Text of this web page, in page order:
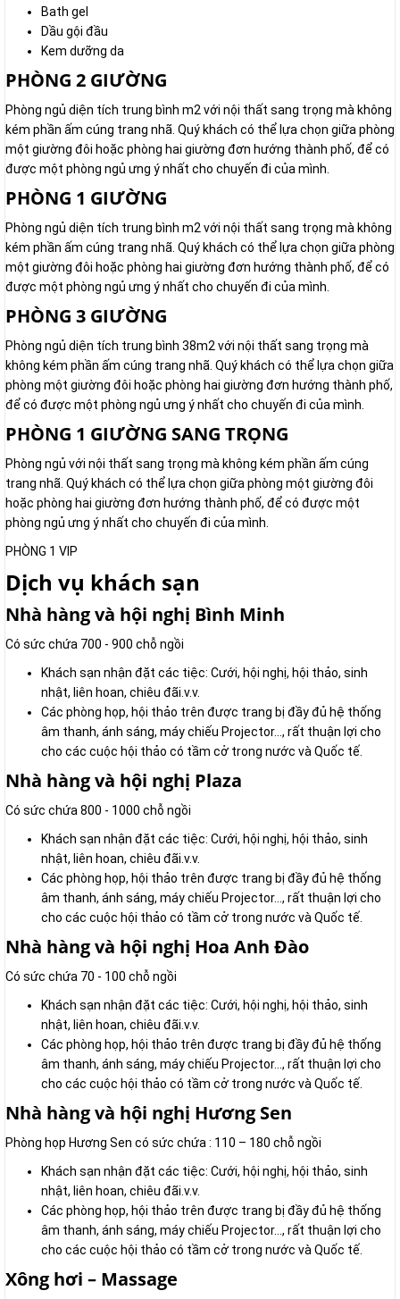
Bath gel
Dầu gội đầu
Kem dưỡng da
PHÒNG 2 GIƯỜNG
Phòng ngủ diện tích trung bình m2 với nội thất sang trọng mà không
kém phần ấm cúng trang nhã. Quý khách có thể lựa chọn giữa phòng
một giường đôi hoặc phòng hai giường đơn hướng thành phố, để có
được một phòng ngủ ưng ý nhất cho chuyến đi của mình.
PHÒNG 1 GIƯỜNG
Phòng ngủ diện tích trung bình m2 với nội thất sang trọng mà không
kém phần ấm cúng trang nhã. Quý khách có thể lựa chọn giữa phòng
một giường đôi hoặc phòng hai giường đơn hướng thành phố, để có
được một phòng ngủ ưng ý nhất cho chuyến đi của mình.
PHÒNG 3 GIƯỜNG
Phòng ngủ diện tích trung bình 38m2 với nội thất sang trọng mà
không kém phần ấm cúng trang nhã. Quý khách có thể lựa chọn giữa
phòng một giường đôi hoặc phòng hai giường đơn hướng thành phố,
để có được một phòng ngủ ưng ý nhất cho chuyến đi của mình.
PHÒNG 1 GIƯỜNG SANG TRỌNG
Phòng ngủ với nội thất sang trọng mà không kém phần ấm cúng
trang nhã. Quý khách có thể lựa chọn giữa phòng một giường đôi
hoặc phòng hai giường đơn hướng thành phố, để có được một
phòng ngủ ưng ý nhất cho chuyến đi của mình.
PHÒNG 1 VIP
Dịch vụ khách sạn
Nhà hàng và hội nghị Bình Minh
Có sức chứa 700 - 900 chỗ ngồi
Khách sạn nhận đặt các tiệc: Cưới, hội nghị, hội thảo, sinh
nhật, liên hoan, chiêu đãi.v.v.
Các phòng họp, hội thảo trên được trang bị đầy đủ hệ thống
âm thanh, ánh sáng, máy chiếu Projector…, rất thuận lợi cho
cho các cuộc hội thảo có tầm cở trong nước và Quốc tế.
Nhà hàng và hội nghị Plaza
Có sức chứa 800 - 1000 chỗ ngồi
Khách sạn nhận đặt các tiệc: Cưới, hội nghị, hội thảo, sinh
nhật, liên hoan, chiêu đãi.v.v.
Các phòng họp, hội thảo trên được trang bị đầy đủ hệ thống
âm thanh, ánh sáng, máy chiếu Projector…, rất thuận lợi cho
cho các cuộc hội thảo có tầm cở trong nước và Quốc tế.
Nhà hàng và hội nghị Hoa Anh Đào
Có sức chứa 70 - 100 chỗ ngồi
Khách sạn nhận đặt các tiệc: Cưới, hội nghị, hội thảo, sinh
nhật, liên hoan, chiêu đãi.v.v.
Các phòng họp, hội thảo trên được trang bị đầy đủ hệ thống
âm thanh, ánh sáng, máy chiếu Projector…, rất thuận lợi cho
cho các cuộc hội thảo có tầm cở trong nước và Quốc tế.
Nhà hàng và hội nghị Hương Sen
Phòng họp Hương Sen có sức chứa : 110 – 180 chỗ ngồi
Khách sạn nhận đặt các tiệc: Cưới, hội nghị, hội thảo, sinh
nhật, liên hoan, chiêu đãi.v.v.
Các phòng họp, hội thảo trên được trang bị đầy đủ hệ thống
âm thanh, ánh sáng, máy chiếu Projector…, rất thuận lợi cho
cho các cuộc hội thảo có tầm cở trong nước và Quốc tế.
Xông hơi – Massage